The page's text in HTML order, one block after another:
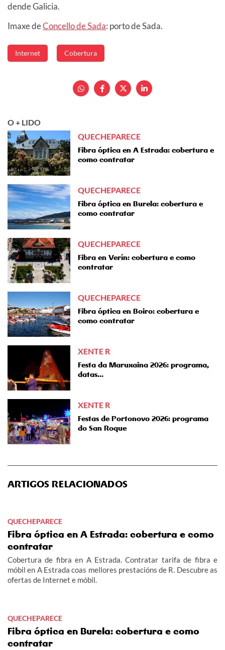
dende Galicia.
Imaxe deConcello de Sada: porto de Sada.
Internet Cobertura
O + LIDO
QUECHEPARECE
Fibra óptica en A Estrada: cobertura e
como contratar
QUECHEPARECE
Fibra óptica en Burela: cobertura e
como contratar
QUECHEPARECE
Fibra en Verín: cobertura e como
contratar
QUECHEPARECE
Fibra óptica en Boiro: cobertura e
como contratar
XENTE R
Festa da Maruxaina 2026: programa,
datas...
XENTE R
Festas de Portonovo 2026: programa
do San Roque
ARTIGOS RELACIONADOS
QUECHEPARECE
Fibra óptica en A Estrada: cobertura e como
contratar
Cobertura de fibra en A Estrada. Contratar tarifa de fibra e
móbil en A Estrada coas mellores prestacións de R. Descubre as
ofertas de Internet e móbil.
QUECHEPARECE
Fibra óptica en Burela: cobertura e como
contratar